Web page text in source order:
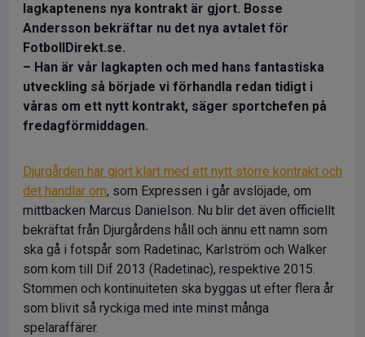
lagkaptenens nya kontrakt är gjort. Bosse
Andersson bekräftar nu det nya avtalet för
FotbollDirekt.se.
– Han är vår lagkapten och med hans fantastiska
utveckling så började vi förhandla redan tidigt i
våras om ett nytt kontrakt, säger sportchefen på
fredagförmiddagen.
Djurgården har gjort klart med ett nytt större kontrakt och
det handlar om, som Expressen i går avslöjade, om
mittbacken Marcus Danielson. Nu blir det även officiellt
bekräftat från Djurgårdens håll och ännu ett namn som
ska gå i fotspår som Radetinac, Karlström och Walker
som kom till Dif 2013 (Radetinac), respektive 2015.
Stommen och kontinuiteten ska byggas ut efter flera år
som blivit så ryckiga med inte minst många
spelaraffärer.